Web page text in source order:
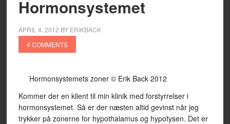
Hormonsystemet
APRIL 4, 2012 BY ERIKBACK
4 COMMENTS
Hormonsystemets zoner © Erik Back 2012
Kommer der en klient til min klinik med forstyrrelser i
hormonsystemet. Så er der næsten altid gevinst når jeg
trykker på zonerne for hypothalamus og hypofysen. Det er